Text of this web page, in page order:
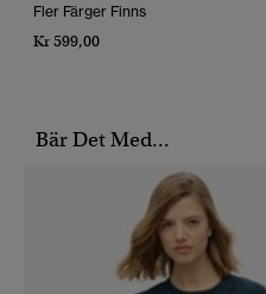
Fler Färger Finns
Kr 599,00
Bär Det Med...